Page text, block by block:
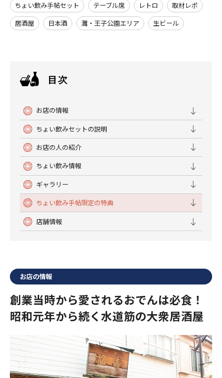
ちょい飲み手帖セット
テーブル席 レトロ
取材レポ
居酒屋
日本酒 灘・王子公園エリア 生ビール
お店の情報
ちょい飲みセットの説明
お店の人の紹介
ちょい飲み情報
ギャラリー
ちょい飲み手帖限定の特典
店舗情報
お店の情報
創業当時から愛されるおでんは必食！
昭和元年から続く水道筋の大衆居酒屋